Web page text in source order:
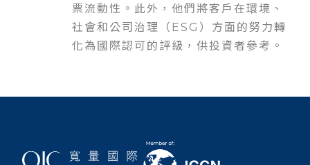
票流動性。此外，他們將客戶在環境、
社會和公司治理（ESG）方面的努力轉
化為國際認可的評級，供投資者參考。